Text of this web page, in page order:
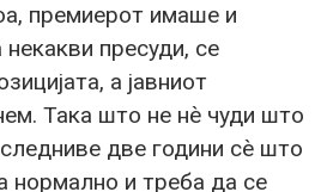
премиерот имаше и
пресуди, се
а јавниот
Така што не нѐ чуди што
две години сѐ што
нормално и треба да се